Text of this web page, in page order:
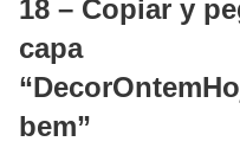
18 – Copiar y
capa
bem”